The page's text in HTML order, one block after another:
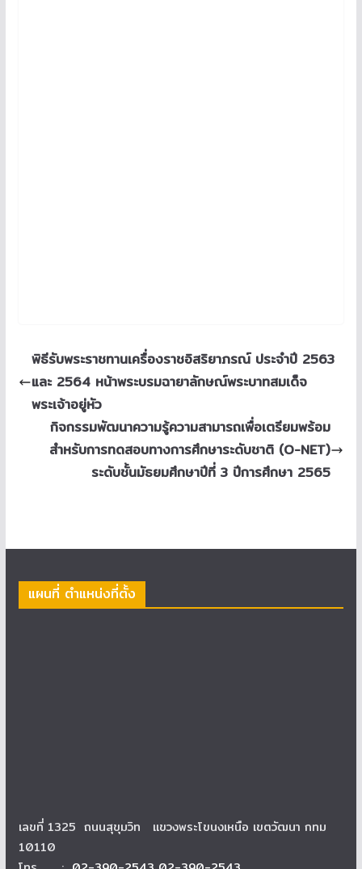
พิธีรับพระราชทานเครื่องราชอิสริยาภรณ์ ประจำปี 2563
และ 2564 หน้าพระบรมฉายาลักษณ์พระบาทสมเด็จ
พระเจ้าอยู่หัว
กิจกรรมพัฒนาความรู้ความสามารถเพื่อเตรียมพร้อม
สำหรับการทดสอบทางการศึกษาระดับชาติ (O-NET)
ระดับชั้นมัธยมศึกษาปีที่ 3 ปีการศึกษา 2565
แผนที่ ตำแหน่งที่ตั้ง
เลขที่ 1325 ถนนสุขุมวิท แขวงพระโขนงเหนือ เขตวัฒนา กทม
10110